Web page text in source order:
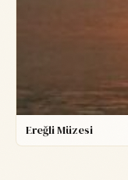
Ereğli Müzesi